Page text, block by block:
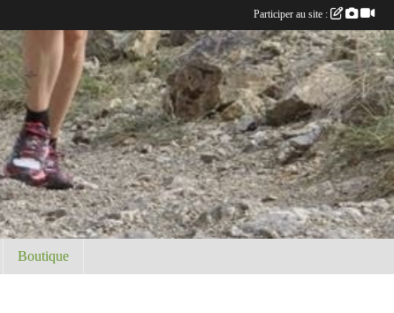
Boutique
Participer au site :